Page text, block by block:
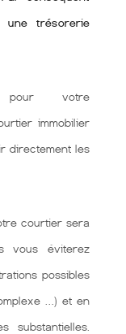
trésorerie
pour votre
immobilier
directement les
courtier sera
vous éviterez
possibles
…) et en
substantielles.